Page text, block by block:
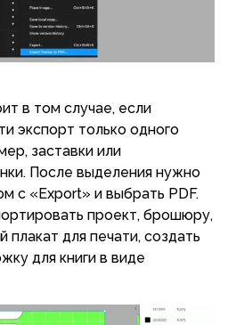
в том случае, если
экспорт только одного
заставки или
После выделения нужно
с «Export» и выбрать PDF.
проект, брошюру,
для печати, создать
для книги в виде